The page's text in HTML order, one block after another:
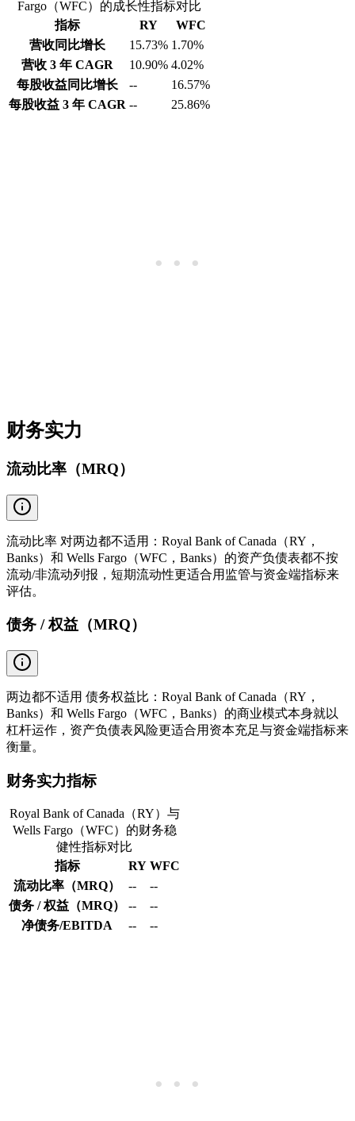
Fargo（WFC）的成长性指标对比
指标
RY
WFC
营收同比增长
15.73% 1.70%
营收 3 年 CAGR
10.90% 4.02%
每股收益同比增长
--
16.57%
每股收益 3 年 CAGR -- 25.86%
财务实力
流动比率（MRQ）
流动比率 对两边都不适用：Royal Bank of Canada（RY，
Banks）和 Wells Fargo（WFC，Banks）的资产负债表都不按
流动/非流动列报，短期流动性更适合用监管与资金端指标来
评估。
债务 / 权益（MRQ）
两边都不适用 债务权益比：Royal Bank of Canada（RY，
Banks）和 Wells Fargo（WFC，Banks）的商业模式本身就以
杠杆运作，资产负债表风险更适合用资本充足与资金端指标来
衡量。
财务实力指标
Royal Bank of Canada（RY）与
Wells Fargo（WFC）的财务稳
健性指标对比
指标
RY WFC
流动比率（MRQ）
--
--
债务 / 权益（MRQ）
--
--
净债务/EBITDA
-- --